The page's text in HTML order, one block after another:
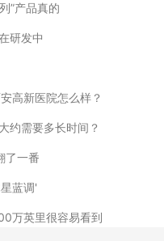
”产品真的
研发中
高新医院怎么样？
约需要多长时间？
了一番
蓝调'
万英里很容易看到